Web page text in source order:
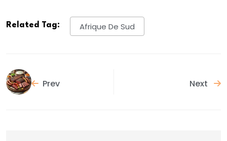
Related Tag: Afrique De Sud
Prev Next